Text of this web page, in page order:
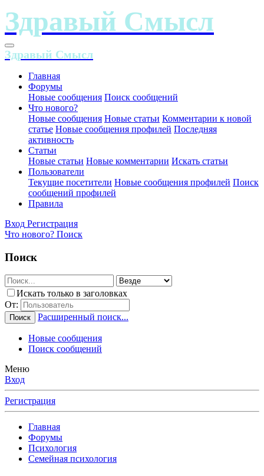
Главная
Форумы
Новые сообщения Поиск сообщений
Что нового?
Новые сообщения Новые статьи Комментарии к новой
статье Новые сообщения профилей Последняя
активность
Статьи
Новые статьи Новые комментарии Искать статьи
Пользователи
Текущие посетители Новые сообщения профилей Поиск
сообщений профилей
Правила
Вход Регистрация
Что нового? Поиск
Поиск
Искать только в заголовках
От:
Поиск Расширенный поиск...
Новые сообщения
Поиск сообщений
Меню
Вход
Регистрация
Главная
Форумы
Психология
Семейная психология